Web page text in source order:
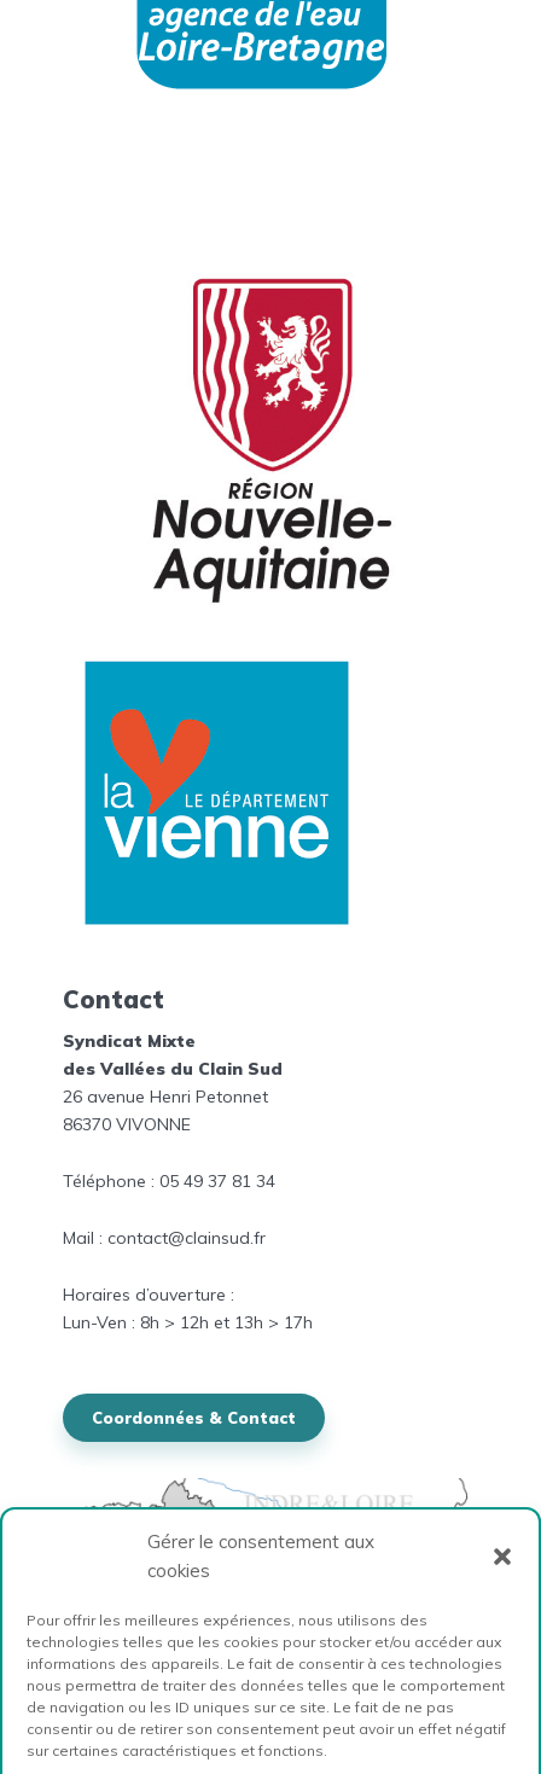
Gérer le consentement aux
cookies
Pour offrir les meilleures expériences, nous utilisons des
technologies telles que les cookies pour stocker et/ou accéder aux
informations des appareils. Le fait de consentir à ces technologies
nous permettra de traiter des données telles que le comportement
de navigation ou les ID uniques sur ce site. Le fait de ne pas
consentir ou de retirer son consentement peut avoir un effet négatif
sur certaines caractéristiques et fonctions.
Contact
Syndicat Mixte
des Vallées du Clain Sud
26 avenue Henri Petonnet
86370 VIVONNE
Téléphone : 05 49 37 81 34
Mail : contact@clainsud.fr
Horaires d’ouverture :
Lun-Ven : 8h > 12h et 13h > 17h
Coordonnées & Contact